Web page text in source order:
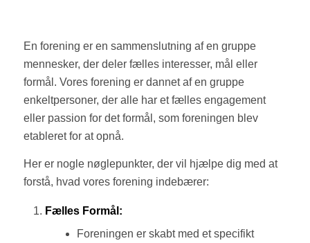
En forening er en sammenslutning af en gruppe
mennesker, der deler fælles interesser, mål eller
formål. Vores forening er dannet af en gruppe
enkeltpersoner, der alle har et fælles engagement
eller passion for det formål, som foreningen blev
etableret for at opnå.
Her er nogle nøglepunkter, der vil hjælpe dig med at
forstå, hvad vores forening indebærer:
Fælles Formål:
Foreningen er skabt med et specifikt